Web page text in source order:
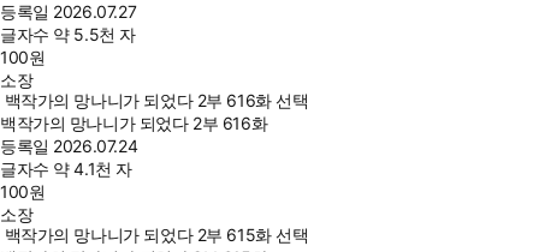
등록일 2026.07.27
글자수 약 5.5천 자
100원
소장
백작가의 망나니가 되었다 2부 616화 선택
백작가의 망나니가 되었다 2부 616화
등록일 2026.07.24
글자수 약 4.1천 자
100원
소장
백작가의 망나니가 되었다 2부 615화 선택